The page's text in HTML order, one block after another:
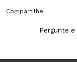
Compartilhe:
Pergunte e